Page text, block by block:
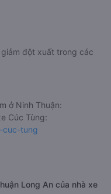
đột xuất trong các
ở Ninh Thuận:
Cúc Tùng:
cuc-tung
Long An của nhà xe